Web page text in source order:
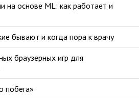
на основе ML: как работает и
бывают и когда пора к врачу
браузерных игр для
побега»